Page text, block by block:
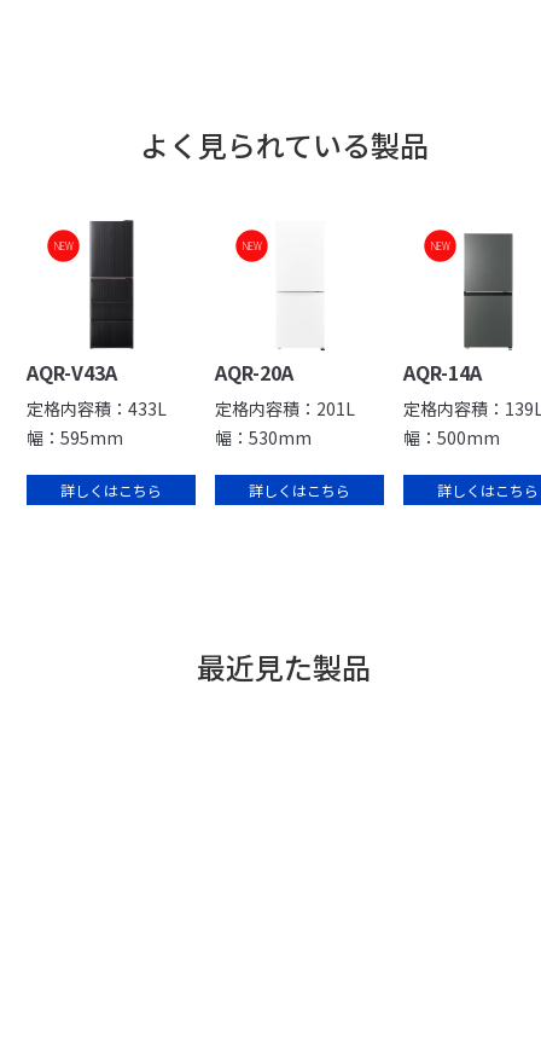
ボタンを押して一気に冷
「見やすい」「取り出し
よく見られている製品
NEW
AQR-V43A
定格内容積：433L
幅：595mm
詳しくはこちら
NEW
AQR-20A
定格内容積：201L
幅：530mm
詳しくはこちら
NEW
AQR-14A
定格内容積：
幅：500mm
詳しくはこちら
最近見た製品